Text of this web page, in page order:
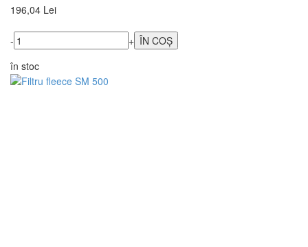
196,04 Lei
-
+
în stoc